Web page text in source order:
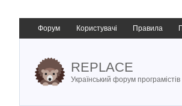
Форум Користувачі Правила
REPLACE
Український форум програмістів